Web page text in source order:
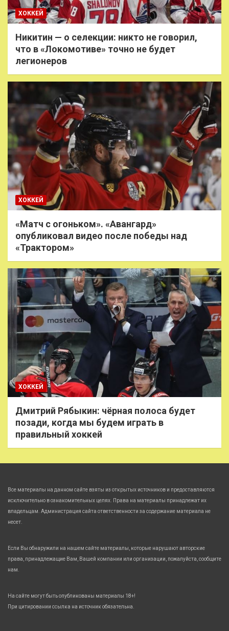
ХОККЕЙ
Никитин — о селекции: никто не говорил,
что в «Локомотиве» точно не будет
легионеров
ХОККЕЙ
«Матч с огоньком». «Авангард»
опубликовал видео после победы над
«Трактором»
ХОККЕЙ
Дмитрий Рябыкин: чёрная полоса будет
позади, когда мы будем играть в
правильный хоккей
Все материалы на данном сайте взяты из открытых источников и предоставляются
исключительно в ознакомительных целях. Права на материалы принадлежат их
владельцам. Администрация сайта ответственности за содержание материала не
несет.
Если Вы обнаружили на нашем сайте материалы, которые нарушают авторские
права, принадлежащие Вам, Вашей компании или организации, пожалуйста, сообщите
нам.
На сайте могут быть опубликованы материалы 18+!
При цитировании ссылка на источник обязательна.